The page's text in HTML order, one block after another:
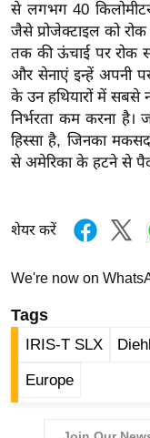
फ
म
नो
रं
ज
न
ज
बॉ
वु
ड
हॉ
वु
से लगभग 40
जैसे प्रोजेक्टाइल को
तक की ऊंचाई पर रोक
और सेनाएं इन्हें अपनी
के उन हथियारों में सबसे
निर्भरता कम करना है।
हिस्सा है, जिनका
से अमेरिका के हटने से
शेयर करें
We're now on
Tags
IRIS-T SLX
Europe